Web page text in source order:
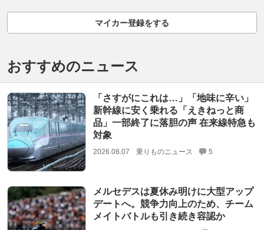
マイカー登録をする
おすすめのニュース
「さすがにこれは…」「地味に辛い」
新幹線に安く乗れる「えきねっと商
品」一部終了に落胆の声 在来線特急も
対象
2026.08.07 乗りものニュース 5
メルセデスは夏休み明けに大型アップ
デートへ。競争力向上のため、チーム
メイトバトルも引き続き容認か